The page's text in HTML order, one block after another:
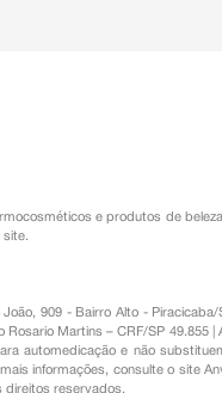
e produtos de beleza
site.
909 - Bairro Alto -
Martins – CRF/SP 49.855
automedicação e não
informações, consulte o site
direitos reservados.